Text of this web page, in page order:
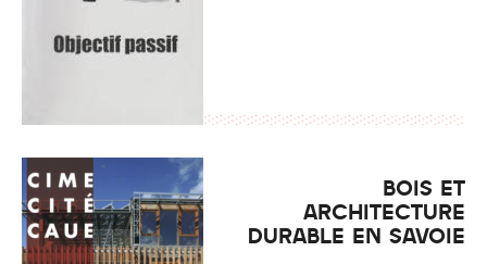
BOIS ET
ARCHITECTURE
DURABLE EN SAVOIE